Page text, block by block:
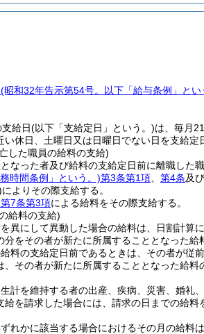
(昭和32年告示第54号。以下「給与条例」とい
給日(以下「支給定日」という。)は、毎月
休日、土曜日又は日曜日でない日を支給定
した職員の給料の支給)
なった者及び給料の支給定日前に離職した
時間条例」という。)第3条第1項 第4条及び
によりその際支給する。
7条第3項による給料をその際支給する。
給料の支給)
異にして異動した場合の給料は、日割計算
をその者が新たに所属することとなった給
料の支給定日前であるときは、その者が従
その者が新たに所属することとなった給料
計を維持する者の出産、疾病、災害、婚礼
を請求した場合には、請求の日までの給料
れかに該当する場合におけるその月の給料